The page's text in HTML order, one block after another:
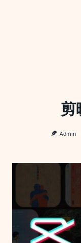
剪
Admin